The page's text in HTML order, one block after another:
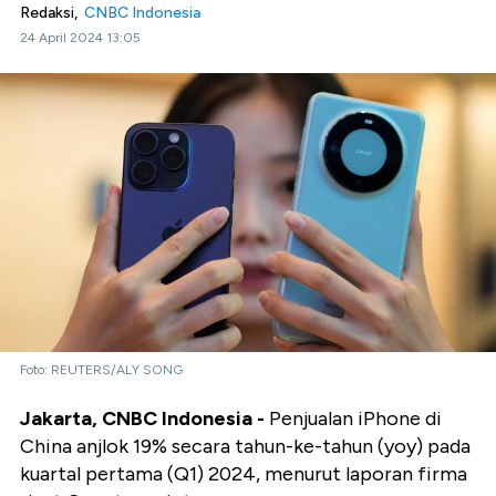
Redaksi, CNBC Indonesia
24 April 2024 13:05
Foto: REUTERS/ALY SONG
Jakarta, CNBC Indonesia - Penjualan iPhone di
China anjlok 19% secara tahun-ke-tahun (yoy) pada
kuartal pertama (Q1) 2024, menurut laporan firma